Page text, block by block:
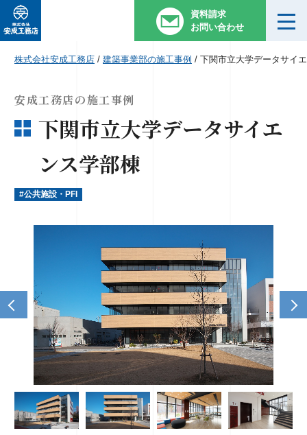
資料請求
お問い合わせ
株式会社安成工務店 / 建築事業部の施工事例 / 下関市立大学データサイ
安成工務店の施工事例
下関市立大学データサイエ
ンス学部棟
#公共施設・PFI